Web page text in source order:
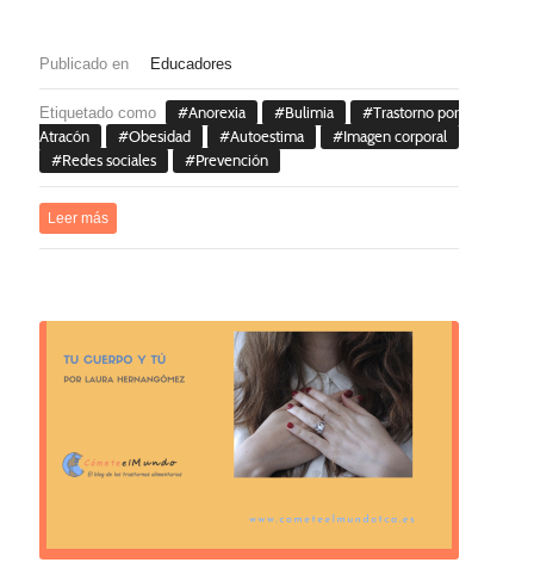
Publicado en Educadores
Etiquetado como Anorexia Bulimia
Trastorno por
Atracón
Obesidad Autoestima
Imagen corporal
Redes sociales
Prevención
Leer más